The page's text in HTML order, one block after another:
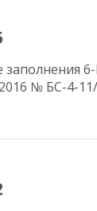
№ БС-4-11/